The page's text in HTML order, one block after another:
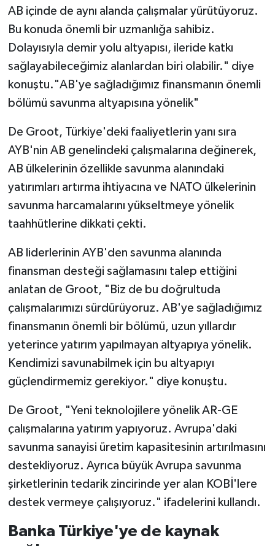
AB içinde de aynı alanda çalışmalar yürütüyoruz.
Bu konuda önemli bir uzmanlığa sahibiz.
Dolayısıyla demir yolu altyapısı, ileride katkı
sağlayabileceğimiz alanlardan biri olabilir." diye
konuştu."AB'ye sağladığımız finansmanın önemli
bölümü savunma altyapısına yönelik"
De Groot, Türkiye'deki faaliyetlerin yanı sıra
AYB'nin AB genelindeki çalışmalarına değinerek,
AB ülkelerinin özellikle savunma alanındaki
yatırımları artırma ihtiyacına ve NATO ülkelerinin
savunma harcamalarını yükseltmeye yönelik
taahhütlerine dikkati çekti.
AB liderlerinin AYB'den savunma alanında
finansman desteği sağlamasını talep ettiğini
anlatan de Groot, "Biz de bu doğrultuda
çalışmalarımızı sürdürüyoruz. AB'ye sağladığımız
finansmanın önemli bir bölümü, uzun yıllardır
yeterince yatırım yapılmayan altyapıya yönelik.
Kendimizi savunabilmek için bu altyapıyı
güçlendirmemiz gerekiyor." diye konuştu.
De Groot, "Yeni teknolojilere yönelik AR-GE
çalışmalarına yatırım yapıyoruz. Avrupa'daki
savunma sanayisi üretim kapasitesinin artırılmasını
destekliyoruz. Ayrıca büyük Avrupa savunma
şirketlerinin tedarik zincirinde yer alan KOBİ'lere
destek vermeye çalışıyoruz." ifadelerini kullandı.
Banka Türkiye'ye de kaynak